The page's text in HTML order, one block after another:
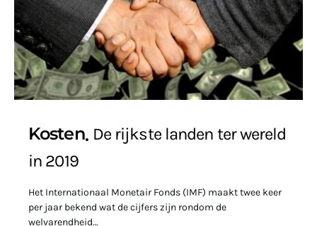
Kosten De rijkste landen ter wereld
in 2019
Het Internationaal Monetair Fonds (IMF) maakt twee keer
per jaar bekend wat de cijfers zijn rondom de
welvarendheid…